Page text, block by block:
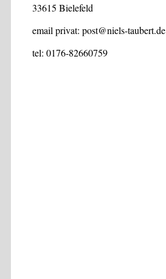
33615 Bielefeld
email privat: post@niels-taubert.de
tel: 0176-82660759